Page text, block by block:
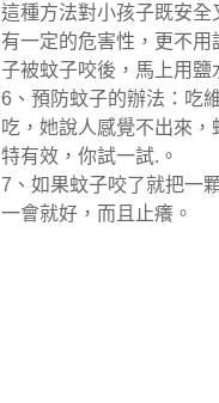
這種方法對小孩子既安
有一定的危害性，更不
子被蚊子咬後，馬上用鹽
6、預防蚊子的辦法：吃
吃，她說人感覺不出來
特有效，你試一試.。
7、如果蚊子咬了就把一
一會就好，而且止癢。